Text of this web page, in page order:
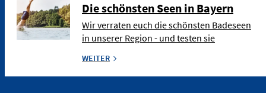
Die schönsten Seen in Bayern
Wir verraten euch die schönsten Badeseen
in unserer Region - und testen sie
WEITER